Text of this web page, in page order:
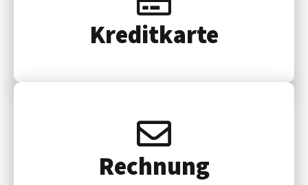
Kredit­karte
Rech­nung